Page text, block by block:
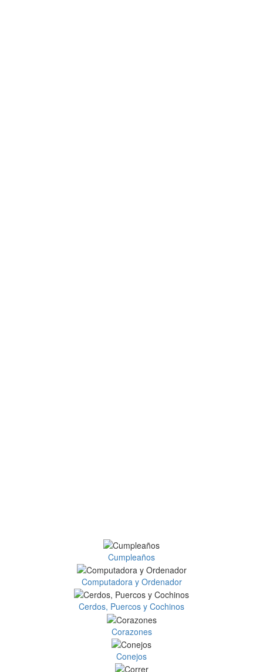
Cumpleaños
Computadora y Ordenador
Cerdos, Puercos y Cochinos
Corazones
Conejos